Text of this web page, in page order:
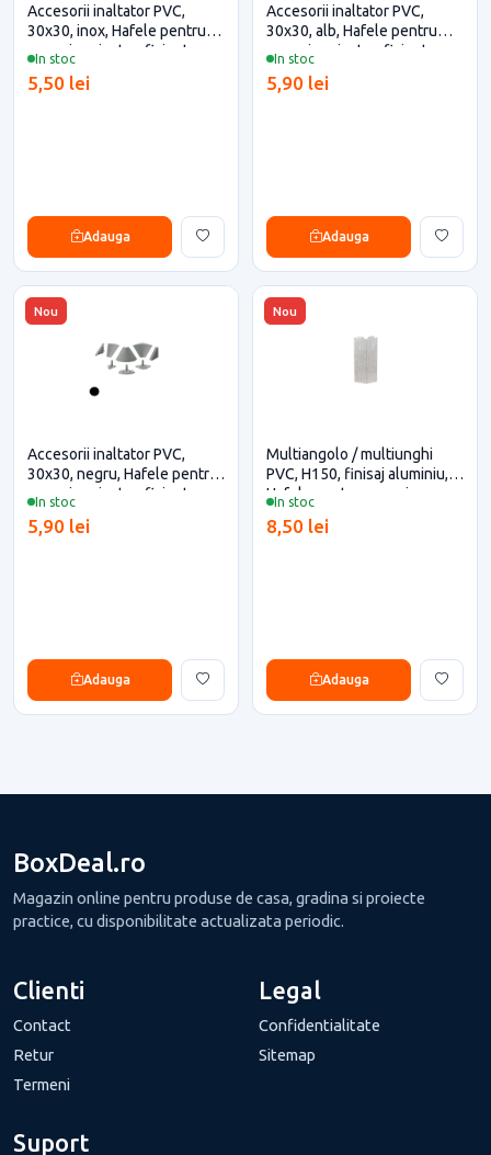
In stoc
Accesorii inaltator PVC,
30x30, inox, Hafele pentru
casa si proiecte eficiente
5,50 lei
Adauga
In stoc
Accesorii inaltator PVC,
30x30, alb, Hafele pentru
casa si proiecte eficiente
5,90 lei
Adauga
Nou
In stoc
Accesorii inaltator PVC,
30x30, negru, Hafele pentru
casa si proiecte eficiente
5,90 lei
Adauga
Nou
In stoc
Multiangolo / multiunghi
PVC, H150, finisaj aluminiu,
Hafele pentru casa si
8,50 lei
Adauga
BoxDeal.ro
Magazin online pentru produse de casa, gradina si proiecte
practice, cu disponibilitate actualizata periodic.
Clienti
Contact
Retur
Termeni
Legal
Confidentialitate
Sitemap
Suport